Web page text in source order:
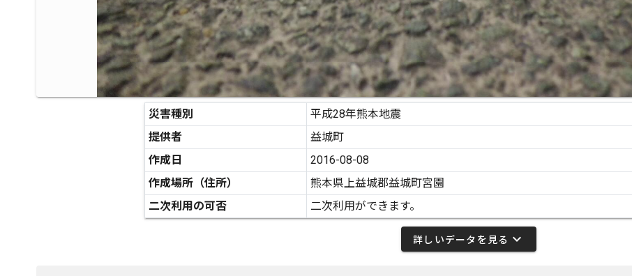
災害種別
平成28年熊本地震
提供者
益城町
作成日
2016-08-08
作成場所（住所）
熊本県上益城郡益城町宮園
二次利用の可否
二次利用ができます。
詳しいデータを見る expand_more